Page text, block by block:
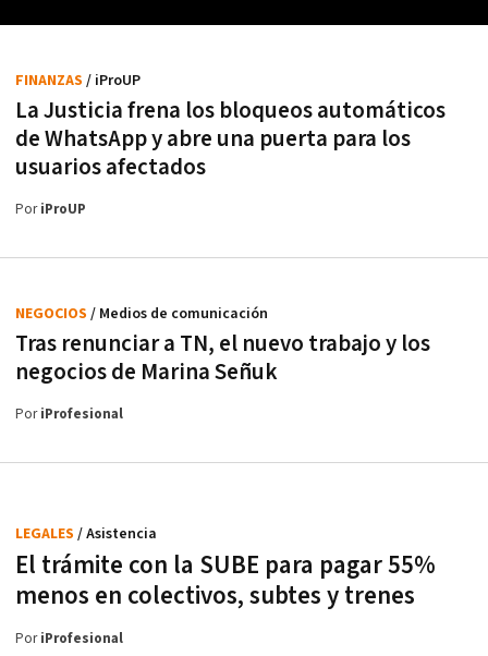
La Justicia frena los bloqueos automáticos
de WhatsApp y abre una puerta para los
usuarios afectados
FINANZAS / iProUP
PoriProUP
Tras renunciar a TN, el nuevo trabajo y los
negocios de Marina Señuk
NEGOCIOS / Medios de comunicación
PoriProfesional
El trámite con la SUBE para pagar 55%
menos en colectivos, subtes y trenes
LEGALES / Asistencia
PoriProfesional